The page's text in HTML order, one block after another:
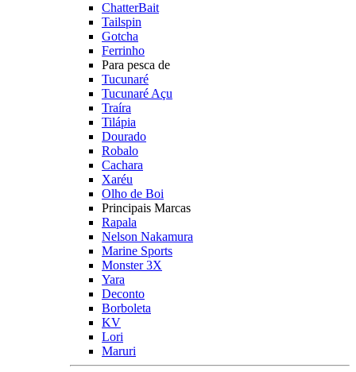
ChatterBait
Tailspin
Gotcha
Ferrinho
Para pesca de
Tucunaré
Tucunaré Açu
Traíra
Tilápia
Dourado
Robalo
Cachara
Xaréu
Olho de Boi
Principais Marcas
Rapala
Nelson Nakamura
Marine Sports
Monster 3X
Yara
Deconto
Borboleta
KV
Lori
Maruri